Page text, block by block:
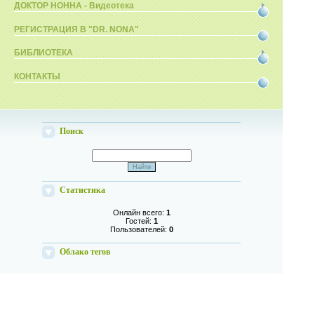
ДОКТОР НОННА - Видеотека
РЕГИСТРАЦИЯ В "DR. NONA"
БИБЛИОТЕКА
КОНТАКТЫ
Поиск
Статистика
Онлайн всего: 1
Гостей: 1
Пользователей: 0
Облако тегов